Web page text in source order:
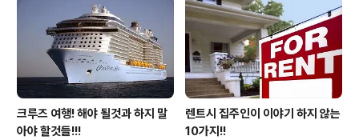
크루즈 여행! 해야 될것과 하지 말
아야 할것들!!!
렌트시 집주인이 이야기 하지 않는
10가지!!